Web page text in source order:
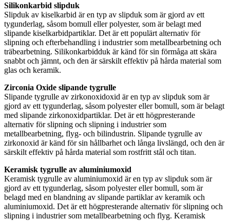
Silikonkarbid slipduk
Slipduk av kiselkarbid är en typ av slipduk som är gjord av ett
tygunderlag, såsom bomull eller polyester, som är belagt med
slipande kiselkarbidpartiklar. Det är ett populärt alternativ för
slipning och efterbehandling i industrier som metallbearbetning och
träbearbetning. Silikonkarbidduk är känd för sin förmåga att skära
snabbt och jämnt, och den är särskilt effektiv på hårda material som
glas och keramik.
Zirconia Oxide slipande tygrulle
Slipande tygrulle av zirkonoxidoxid är en typ av slipduk som är
gjord av ett tygunderlag, såsom polyester eller bomull, som är belagt
med slipande zirkonoxidpartiklar. Det är ett högpresterande
alternativ för slipning och slipning i industrier som
metallbearbetning, flyg- och bilindustrin. Slipande tygrulle av
zirkonoxid är känd för sin hållbarhet och långa livslängd, och den är
särskilt effektiv på hårda material som rostfritt stål och titan.
Keramisk tygrulle av aluminiumoxid
Keramisk tygrulle av aluminiumoxid är en typ av slipduk som är
gjord av ett tygunderlag, såsom polyester eller bomull, som är
belagd med en blandning av slipande partiklar av keramik och
aluminiumoxid. Det är ett högpresterande alternativ för slipning och
slipning i industrier som metallbearbetning och flyg. Keramisk